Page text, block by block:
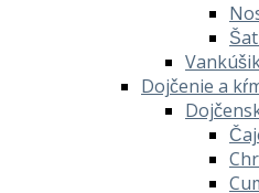
Dojčenie a